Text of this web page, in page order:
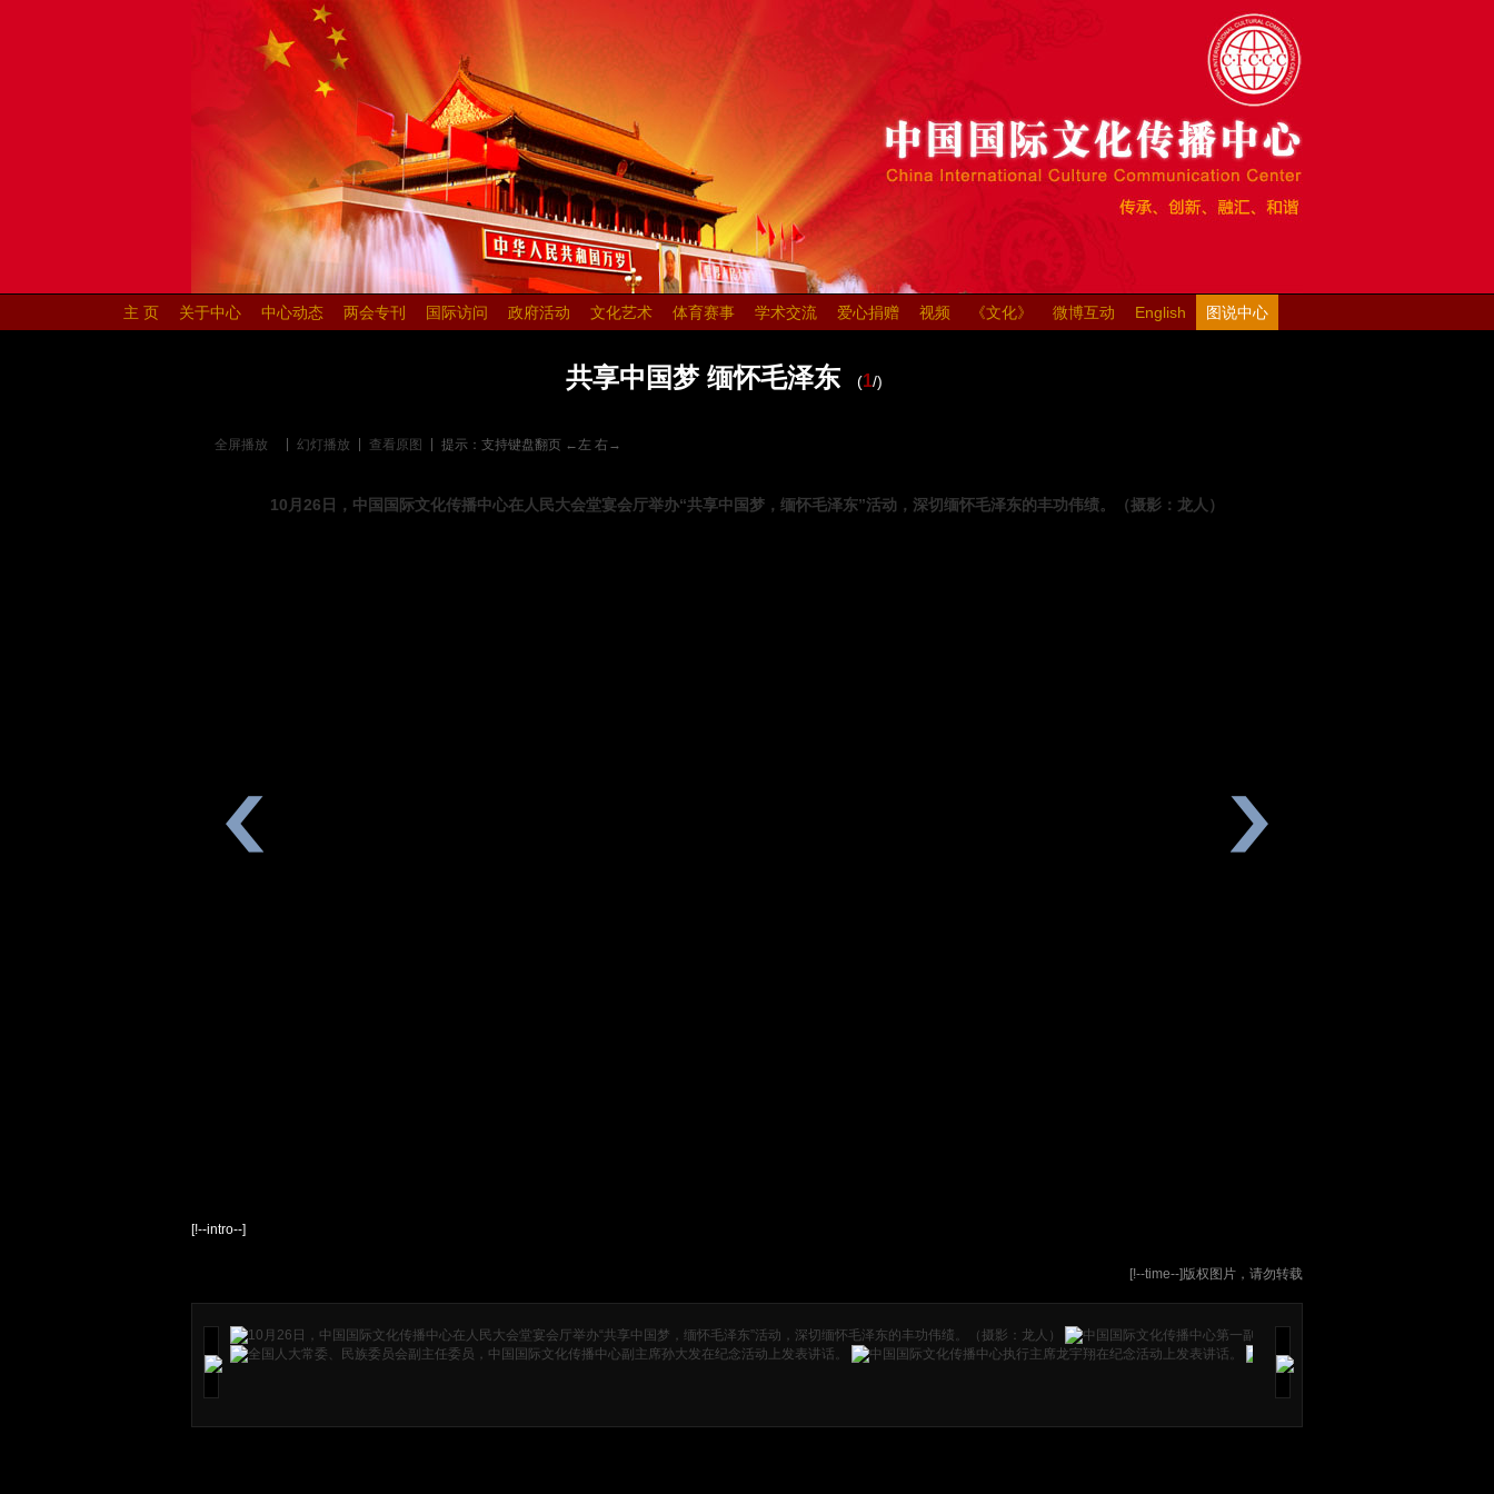
主 页 关于中心 中心动态 两会专刊 国际访问 政府活动 文化艺术 体育赛事 学术交流 爱心捐赠 视频 《文化》 微博互动 English 图说中心
共享中国梦 缅怀毛泽东 (1/)
全屏播放 幻灯播放 查看原图 提示：支持键盘翻页 ←左 右→
10月26日，中国国际文化传播中心在人民大会堂宴会厅举办“共享中国梦，缅怀毛泽东”活动，深切缅怀毛泽东的丰功伟绩。（摄影：龙人）
[!--intro--]
[!--time--]版权图片，请勿转载